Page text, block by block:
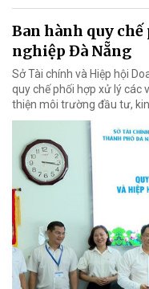
Ban hành quy
nghiệp Đà Nẵng
Sở Tài chính và Hiệp hội
quy chế phối hợp xử lý các
thiện môi trường đầu tư,